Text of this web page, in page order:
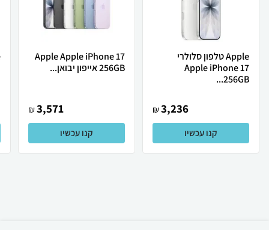
Apple טלפון סלולרי
Apple iPhone 17
256GB...
3,236
₪
קנו עכשיו
Apple Apple iPhone 17
256GB אייפון יבואן...
3,571
₪
קנו עכשיו